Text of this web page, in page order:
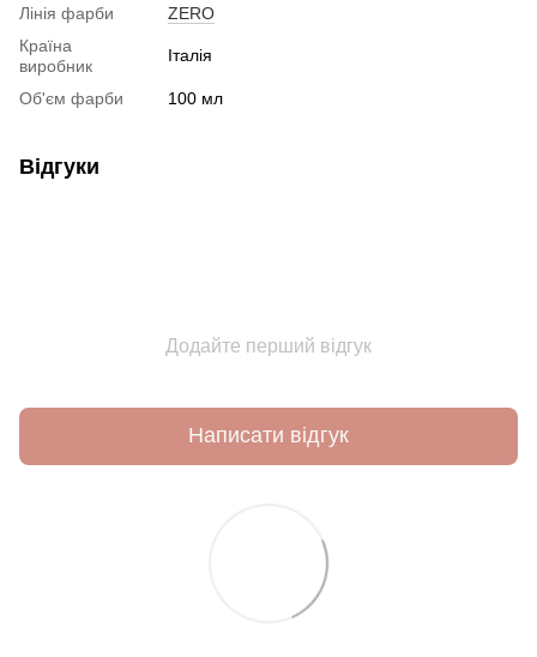
Лінія фарби
ZERO
Країна
виробник
Італія
Об'єм фарби 100 мл
Відгуки
Додайте перший відгук
Написати відгук